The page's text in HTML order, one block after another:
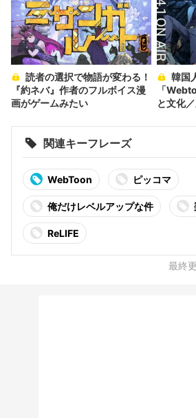
『約ネバ』作者のフルボイス漫
画がゲームみたい
「
と文化
関連キーフレーズ
WebToon ピッコマ
俺だけレベルアップな件
ReLIFE
最終